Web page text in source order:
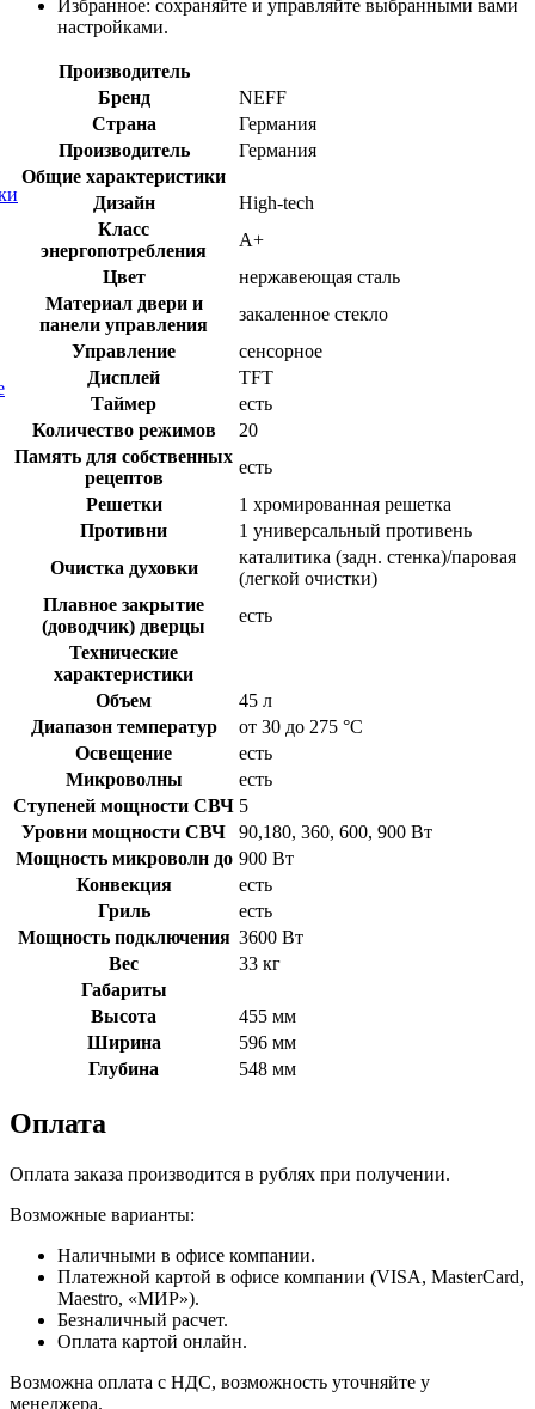
Избранное: сохраняйте и управляйте выбранными вами
настройками.
Производитель
Бренд
NEFF
Страна
Германия
Производитель
Германия
Общие характеристики
Дизайн
High-tech
Класс
энергопотребления
A+
Цвет
нержавеющая сталь
Материал двери и
панели управления
закаленное стекло
Управление
сенсорное
Дисплей
TFT
Таймер
есть
Количество режимов
20
Память для собственных
рецептов
есть
Решетки
1 хромированная решетка
Противни
1 универсальный противень
Очистка духовки
каталитика (задн. стенка)/паровая
(легкой очистки)
Плавное закрытие
(доводчик) дверцы
есть
Технические
характеристики
Объем
45 л
Диапазон температур
от 30 до 275 °C
Освещение
есть
Микроволны
есть
Ступеней мощности СВЧ 5
Уровни мощности СВЧ
90,180, 360, 600, 900 Вт
Мощность микроволн до 900 Вт
Конвекция
есть
Гриль
есть
Мощность подключения 3600 Вт
Вес
33 кг
Габариты
Высота
455 мм
Ширина
596 мм
Глубина
548 мм
Оплата
Оплата заказа производится в рублях при получении.
Возможные варианты:
Наличными в офисе компании.
Платежной картой в офисе компании (VISA, MasterCard,
Maestro, «МИР»).
Безналичный расчет.
Оплата картой онлайн.
Возможна оплата с НДС, возможность уточняйте у
менеджера.